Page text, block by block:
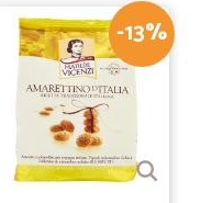
-13%